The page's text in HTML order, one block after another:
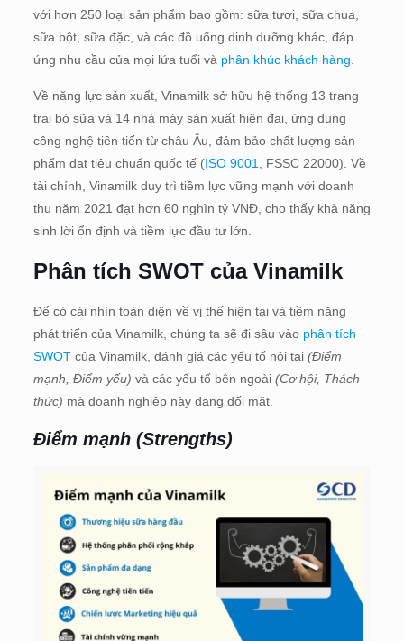
với hơn 250 loại sản phẩm bao gồm: sữa tươi, sữa chua,
sữa bột, sữa đặc, và các đồ uống dinh dưỡng khác, đáp
ứng nhu cầu của mọi lứa tuổi và phân khúc khách hàng
Về năng lực sản xuất, Vinamilk sở hữu hệ thống 13 trang
trại bò sữa và 14 nhà máy sản xuất hiện đại, ứng dụng
công nghệ tiên tiến từ châu Âu, đảm bảo chất lượng sản
phẩm đạt tiêu chuẩn quốc tế (ISO 9001
, FSSC 22000). Về
tài chính, Vinamilk duy trì tiềm lực vững mạnh với doanh
thu năm 2021 đạt hơn 60 nghìn tỷ VNĐ, cho thấy khả năng
sinh lời ổn định và tiềm lực đầu tư lớn.
Phân tích SWOT của Vinamilk
Để có cái nhìn toàn diện về vị thế hiện tại và tiềm năng
phát triển của Vinamilk, chúng ta sẽ đi sâu vào phân tích
SWOTcủa Vinamilk, đánh giá các yếu tố nội tại(Điểm
mạnh, Điểm yếu) và các yếu tố bên ngoài(Cơ hội, Thách
thức) mà doanh nghiệp này đang đối mặt.
Điểm mạnh (Strengths)